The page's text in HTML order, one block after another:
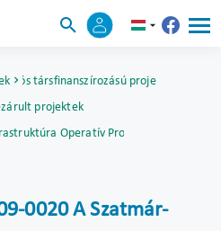
Uniós társfinanszírozású projektek
projektek
Operatív Program (TIOP)
0020 A Szatmár-